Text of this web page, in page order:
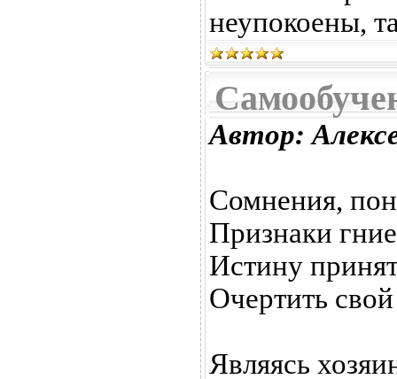
неупокоены,
Автор:
Сомнения,
Признаки
Истину
Очертить
Являясь